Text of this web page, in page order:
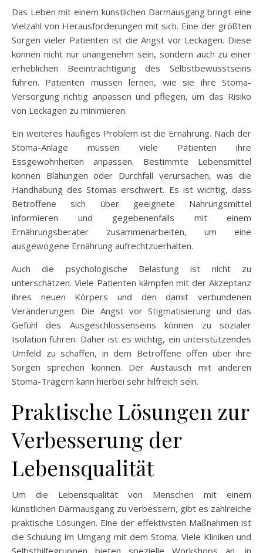
Das Leben mit einem künstlichen Darmausgang bringt eine
Vielzahl von Herausforderungen mit sich. Eine der größten
Sorgen vieler Patienten ist die Angst vor Leckagen. Diese
können nicht nur unangenehm sein, sondern auch zu einer
erheblichen Beeinträchtigung des Selbstbewusstseins
führen. Patienten müssen lernen, wie sie ihre Stoma-
Versorgung richtig anpassen und pflegen, um das Risiko
von Leckagen zu minimieren.
Ein weiteres häufiges Problem ist die Ernährung. Nach der
Stoma-Anlage müssen viele Patienten ihre
Essgewohnheiten anpassen. Bestimmte Lebensmittel
können Blähungen oder Durchfall verursachen, was die
Handhabung des Stomas erschwert. Es ist wichtig, dass
Betroffene sich über geeignete Nahrungsmittel
informieren und gegebenenfalls mit einem
Ernährungsberater zusammenarbeiten, um eine
ausgewogene Ernährung aufrechtzuerhalten.
Auch die psychologische Belastung ist nicht zu
unterschätzen. Viele Patienten kämpfen mit der Akzeptanz
ihres neuen Körpers und den damit verbundenen
Veränderungen. Die Angst vor Stigmatisierung und das
Gefühl des Ausgeschlossenseins können zu sozialer
Isolation führen. Daher ist es wichtig, ein unterstützendes
Umfeld zu schaffen, in dem Betroffene offen über ihre
Sorgen sprechen können. Der Austausch mit anderen
Stoma-Trägern kann hierbei sehr hilfreich sein.
Praktische Lösungen zur
Verbesserung der
Lebensqualität
Um die Lebensqualität von Menschen mit einem
künstlichen Darmausgang zu verbessern, gibt es zahlreiche
praktische Lösungen. Eine der effektivsten Maßnahmen ist
die Schulung im Umgang mit dem Stoma. Viele Kliniken und